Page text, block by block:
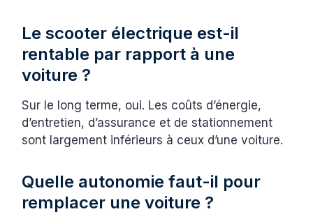
Le scooter électrique est-il
rentable par rapport à une
voiture ?
Sur le long terme, oui. Les coûts d’énergie,
d’entretien, d’assurance et de stationnement
sont largement inférieurs à ceux d’une voiture.
Quelle autonomie faut-il pour
remplacer une voiture ?